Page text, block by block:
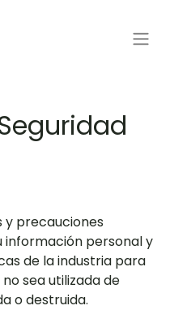
y precauciones
personal y
de la industria para
sea utilizada de
o destruida.